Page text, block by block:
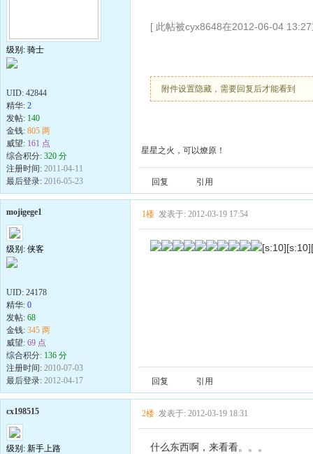
级别: 骑士
UID: 42844
精华: 2
发帖: 140
金钱: 805 两
威望: 161 点
综合积分: 320 分
注册时间: 2011-04-11
最后登录: 2016-05-23
[ 此帖被cyx8648在2012-06-04
附件设置隐藏，需要回复后才能看到
星星之火，可以燎原！
回复 引用
mojigege1
级别: 侠客
UID: 24178
精华: 0
发帖: 68
金钱: 345 两
威望: 69 点
综合积分: 136 分
注册时间: 2010-07-03
最后登录: 2012-04-17
1楼 发表于: 2012-03-19 17:54
回复 引用
cx198515
级别: 新手上路
2楼 发表于: 2012-03-19 18:31
什么东西啊，来看看。。。